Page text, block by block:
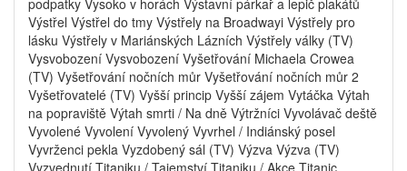
podpatky Vysoko v horách Výstavní párkař a lepič plakátů
Výstřel Výstřel do tmy Výstřely na Broadwayi Výstřely pro
lásku Výstřely v Mariánských Lázních Výstřely války (TV)
Vysvobození Vysvobození Vyšetřování Michaela Crowea
(TV) Vyšetřování nočních můr Vyšetřování nočních můr 2
Vyšetřovatelé (TV) Vyšší princip Vyšší zájem Vytáčka Výtah
na popraviště Výtah smrti / Na dně Výtržníci Vyvolávač deště
Vyvolené Vyvolení Vyvolený Vyvrhel / Indiánský posel
Vyvrženci pekla Vyzdobený sál (TV) Výzva Výzva (TV)
Vyzvednutí Titaniku / Tajemství Titaniku / Akce Titanic